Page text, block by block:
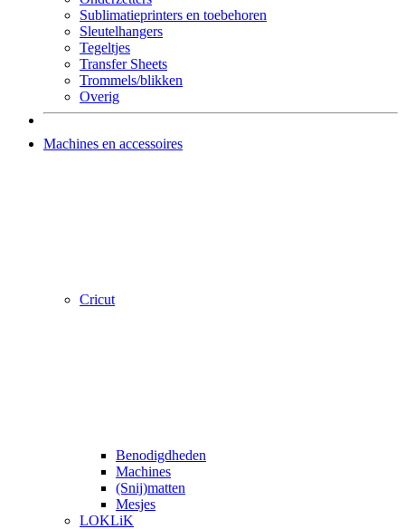
Sublimatieprinters en toebehoren
Sleutelhangers
Tegeltjes
Transfer Sheets
Trommels/blikken
Overig
Machines en accessoires
Cricut
Benodigdheden
Machines
(Snij)matten
Mesjes
LOKLiK